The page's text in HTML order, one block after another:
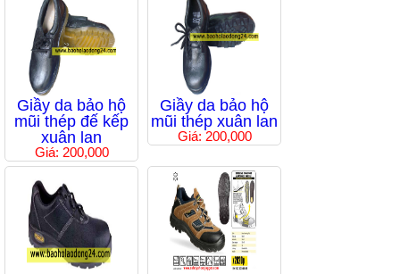
Giầy da bảo hộ
mũi thép đế kếp
xuân lan
Giá: 200,000
Giầy da bảo hộ
mũi thép xuân lan
Giá: 200,000